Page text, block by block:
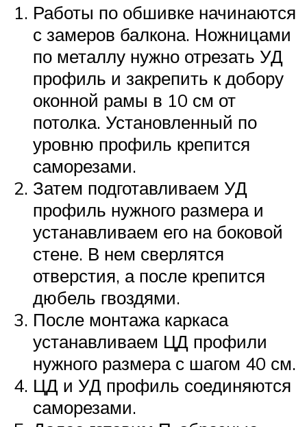
Работы по обшивке начинаются
с замеров балкона. Ножницами
по металлу нужно отрезать УД
профиль и закрепить к добору
оконной рамы в 10 см от
потолка. Установленный по
уровню профиль крепится
саморезами.
Затем подготавливаем УД
профиль нужного размера и
устанавливаем его на боковой
стене. В нем сверлятся
отверстия, а после крепится
дюбель гвоздями.
После монтажа каркаса
устанавливаем ЦД профили
нужного размера с шагом 40 см.
ЦД и УД профиль соединяются
саморезами.